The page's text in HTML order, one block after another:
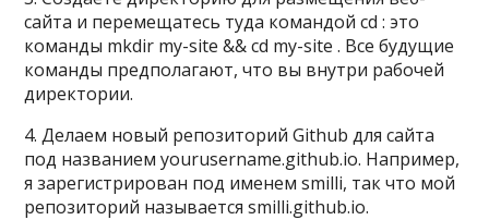
сайта и перемещатесь туда командой cd : это
команды mkdir my-site && cd my-site . Все будущие
команды предполагают, что вы внутри рабочей
директории.
4. Делаем новый репозиторий Github для сайта
под названием yourusername.github.io. Например,
я зарегистрирован под именем smilli, так что мой
репозиторий называется smilli.github.io.